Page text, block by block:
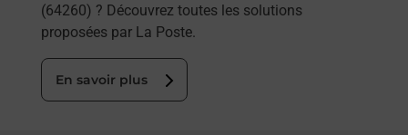
(64260) ? Découvrez toutes les solutions
proposées par La Poste.
En savoir plus